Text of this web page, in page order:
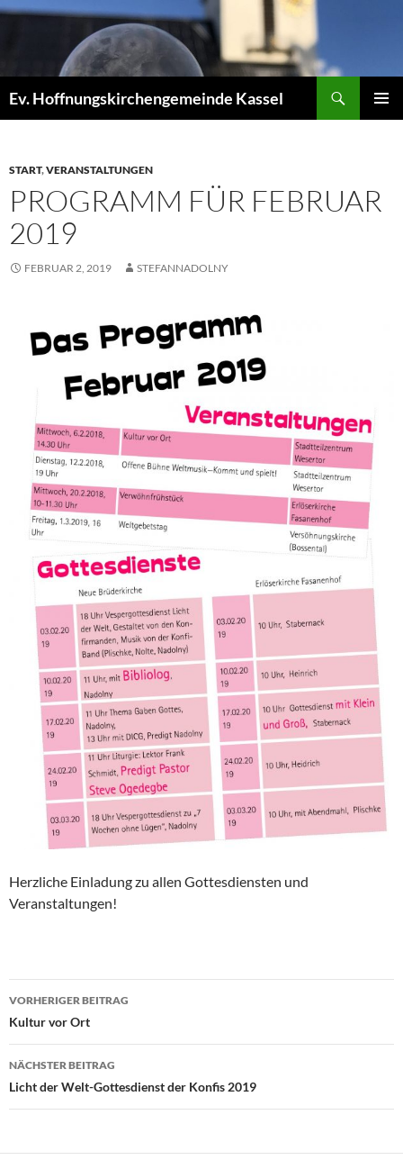
Zum
Ev. Hoffnungskirchengemeinde Kassel
START,VERANSTALTUNGEN
PROGRAMM FÜR FEBRUAR
2019
FEBRUAR 2, 2019 STEFANNADOLNY
Herzliche Einladung zu allen Gottesdiensten und
Veranstaltungen!
Beitragsnavigation
VORHERIGER BEITRAG
Kultur vor Ort
NÄCHSTER BEITRAG
Licht der Welt-Gottesdienst der Konfis 2019